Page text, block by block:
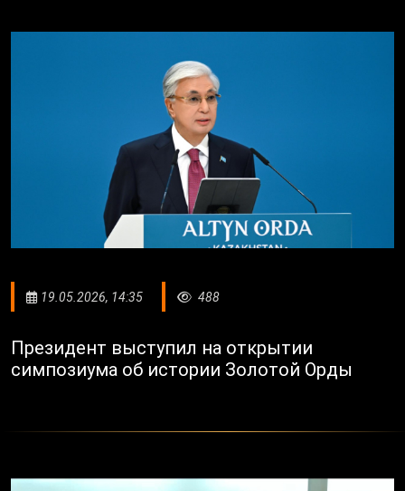
19.05.2026, 14:35 488
Президент выступил на открытии
симпозиума об истории Золотой Орды